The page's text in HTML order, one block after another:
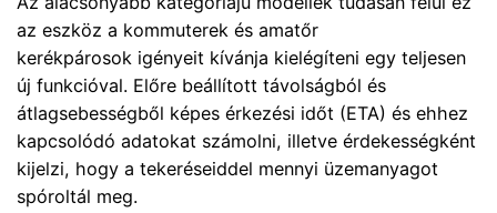
az eszköz a kommuterek és amatőr
kerékpárosok igényeit kívánja kielégíteni egy teljesen
új funkcióval. Előre beállított távolságból és
átlagsebességből képes érkezési időt (ETA) és ehhez
kapcsolódó adatokat számolni, illetve érdekességként
kijelzi, hogy a tekeréseiddel mennyi üzemanyagot
spóroltál meg.